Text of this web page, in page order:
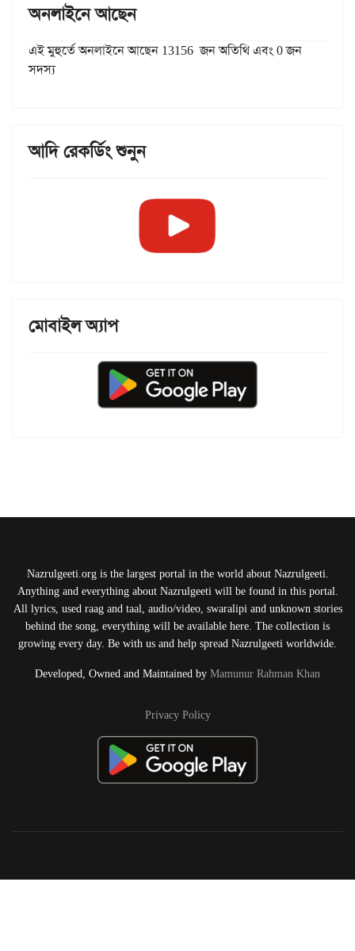
অনলাইনে আছেন
এই মুহুর্তে অনলাইনে আছেন 13156 জন অতিথি এবং 0 জন
সদস্য
আদি রেকর্ডিং শুনুন
মোবাইল অ্যাপ
Nazrulgeeti.org is the largest portal in the world about Nazrulgeeti.
Anything and everything about Nazrulgeeti will be found in this portal.
All lyrics, used raag and taal, audio/video, swaralipi and unknown stories
behind the song, everything will be available here. The collection is
growing every day. Be with us and help spread Nazrulgeeti worldwide.
Developed, Owned and Maintained by Mamunur Rahman Khan
Privacy Policy